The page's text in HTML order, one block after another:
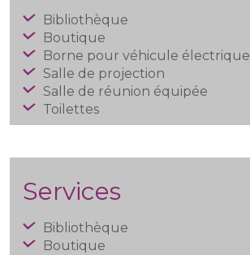
Bibliothèque
Boutique
Borne pour véhicule électrique
Salle de projection
Salle de réunion équipée
Toilettes
Services
Bibliothèque
Boutique